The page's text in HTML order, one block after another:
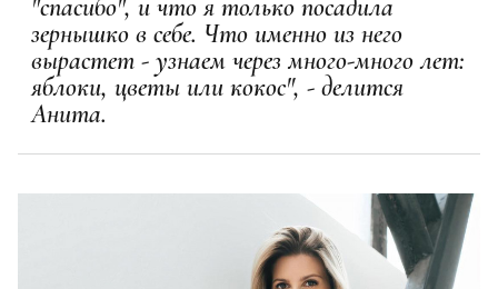
"спасибо", и что я только посадила
зернышко в себе. Что именно из него
вырастет - узнаем через много-много лет:
яблоки, цветы или кокос", - делится
Анита.